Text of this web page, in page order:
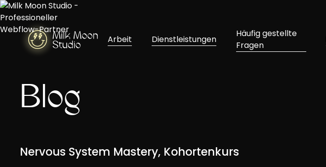
Arbeit Dienstleistungen
Häufig gestellte
Fragen
Blog
Nervous System Mastery, Kohortenkurs